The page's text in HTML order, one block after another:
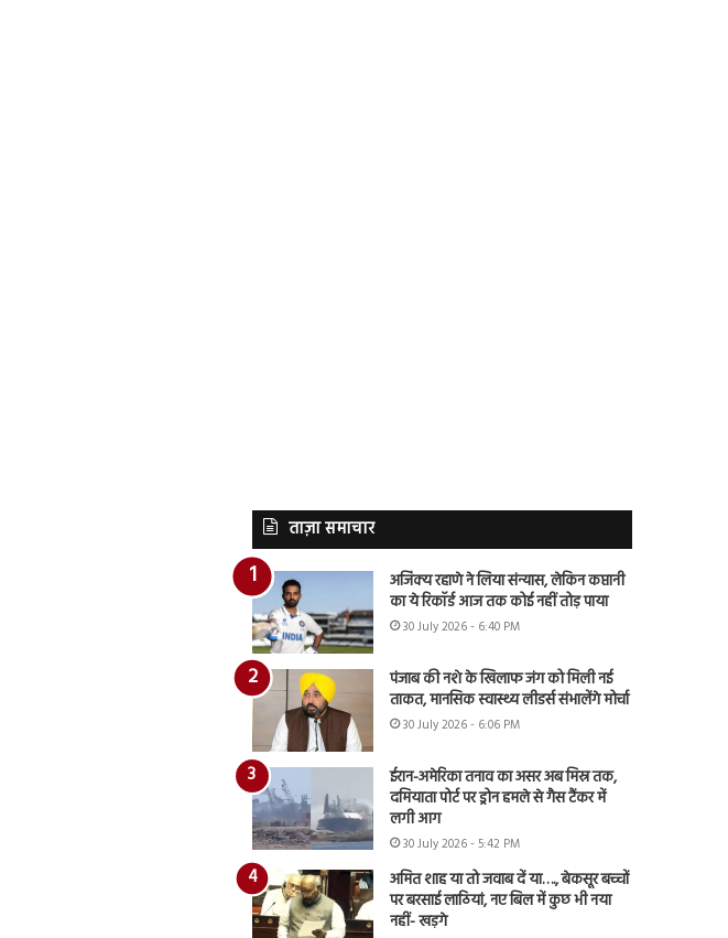
ताज़ा समाचार
अजिंक्य रहाणे ने लिया संन्यास, लेकिन कप्तानी
का ये रिकॉर्ड आज तक कोई नहीं तोड़ पाया
30 July 2026 - 6:40 PM
पंजाब की नशे के खिलाफ जंग को मिली नई
ताकत, मानसिक स्वास्थ्य लीडर्स संभालेंगे मोर्चा
30 July 2026 - 6:06 PM
ईरान-अमेरिका तनाव का असर अब मिस्र तक,
दमियाता पोर्ट पर ड्रोन हमले से गैस टैंकर में
लगी आग
30 July 2026 - 5:42 PM
अमित शाह या तो जवाब दें या…., बेकसूर बच्चों
पर बरसाई लाठियां, नए बिल में कुछ भी नया
नहीं- खड़गे